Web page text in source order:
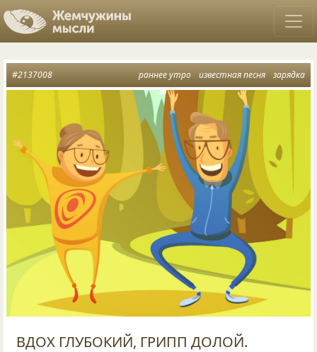
раннее утро известная песня зарядка
#2137008
ВДОХ ГЛУБОКИЙ, ГРИПП ДОЛОЙ.